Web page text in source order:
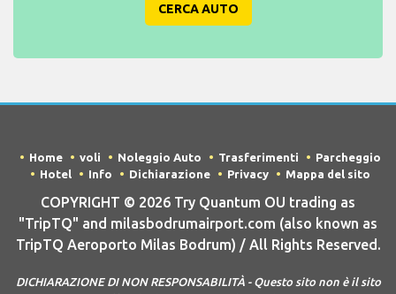
CERCA AUTO
Home voli Noleggio Auto Trasferimenti
Parcheggio
Hotel
Info Dichiarazione Privacy Mappa del sito
COPYRIGHT © 2026 Try Quantum OU trading as
"TripTQ" and milasbodrumairport.com (also known as
TripTQ Aeroporto Milas Bodrum) / All Rights Reserved.
DICHIARAZIONE DI NON RESPONSABILITÀ - Questo sito non è il sito